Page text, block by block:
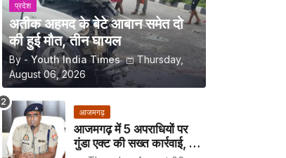
प्रदेश
अतीक अहमद के बेटे आबान समेत दो
की हुई मौत, तीन घायल
By - Youth India Times
Thursday,
August 06, 2026
आजमगढ़
आजमगढ़ में 5 अपराधियों पर
गुंडा एक्ट की सख्त कार्रवाई, अब